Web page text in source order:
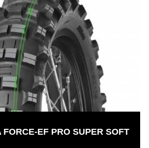
FORCE-EF PRO SUPER SOFT